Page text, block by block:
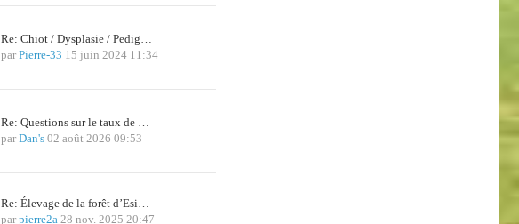
Re: Chiot / Dysplasie / Pedig…
par Pierre-33 15 juin 2024 11:34
Re: Questions sur le taux de …
par Dan's 02 août 2026 09:53
Re: Élevage de la forêt d’Esi…
par pierre2a 28 nov. 2025 20:47